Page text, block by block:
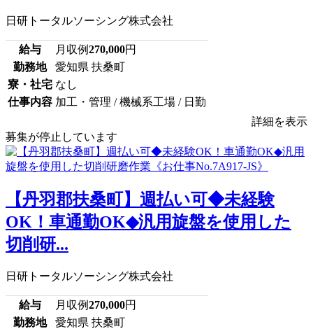
日研トータルソーシング株式会社
給与 月収例270,000円
勤務地
愛知県 扶桑町
寮・社宅 なし
仕事内容 加工・管理 / 機械系工場 / 日勤
詳細を表示
募集が停止しています
【丹羽郡扶桑町】週払い可◆未経験
OK！車通勤OK◆汎用旋盤を使用した
切削研...
日研トータルソーシング株式会社
給与 月収例270,000円
勤務地
愛知県 扶桑町